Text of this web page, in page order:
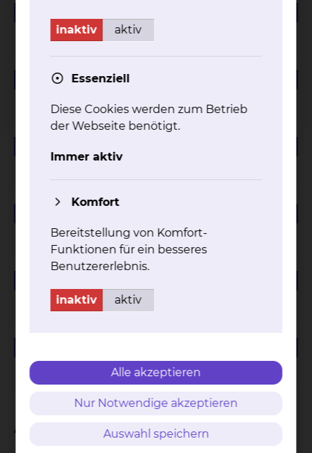
Managementbewertung 2024
Managementbewertung 2023
Managementbewertung 2021
Managementbewertung 2020
Managementbewertung 2019
Aktuelles
inaktiv aktiv
Essenziell
Diese Cookies werden zum Betrieb
der Webseite benötigt.
Immer aktiv
Komfort
Bereitstellung von Komfort-
Funktionen für ein besseres
Benutzererlebnis.
inaktiv aktiv
Alle akzeptieren
Nur Notwendige akzeptieren
Auswahl speichern